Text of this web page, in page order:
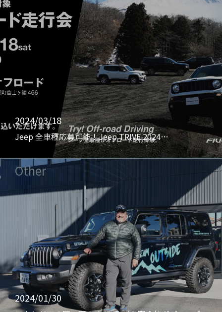
2024/03/18
Jeep 全車種応募可能！Jeep TRIVE 2024…
Other
2024/01/30